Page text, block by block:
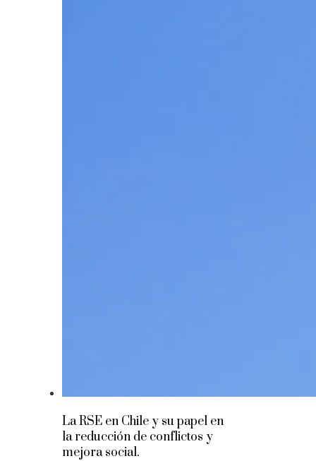
La RSE en Chile y su papel en
la reducción de conflictos y
mejora social.